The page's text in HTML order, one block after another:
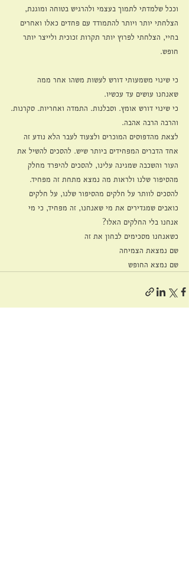
וככל שלמדתי לתמוך בעצמי ולהרגיש בטוחה ומוגנת,
הצלחתי יותר ויותר להתמודד עם פחדים כאלו ואחרים
בחיי, הצלחתי לפרוץ יותר תקרות זכוכית ולייצר יותר
חופש.
כי שינוי משמעותי דורש לעשות משהו אחר ממה
שאנחנו עושים עד עכשיו.
כי שינוי דורש אומץ. וסבלנות. התמדה ואחריות. סקרנות.
והרבה הרבה אהבה.
לצאת מהדפוסים המוכרים ולצעוד לעבר הלא נודע זה
אחד הדברים המפחידים ביותר שיש. להסכים להשיל את
העור והשכבה שמגינה עלינו, להסכים להיפרד מחלק
מהסיפור שלנו ולראות מה נמצא מתחת זה מפחיד.
להסכים לוותר על חלקים מהסיפור שלנו, על חלקים
כואבים שמגדירים את מי שאנחנו, זה מפחיד, כי מי
אנחנו בלי החלקים האלו?
כשאנחנו מסכימים לבחון את זה
שם נמצאת הצמיחה
שם נמצא החופש